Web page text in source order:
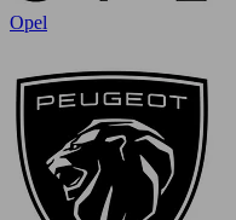
Opel